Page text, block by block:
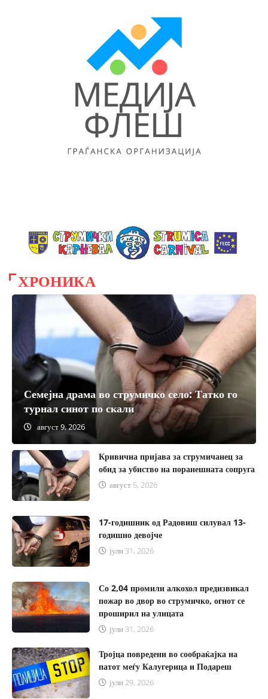
ХРОНИКА
Семејна драма во струмичко село: Татко го
турнал синот по скали
август 9, 2026
август 5, 2026
Кривична пријава за струмичанец за
обид за убиство на поранешната сопруга
август 5, 2026
17-годишник од Радовиш силувал 13-
годишно девојче
јули 31, 2026
Со 2,04 промили алкохол предизвикал
пожар во двор во струмичко, огнот се
проширил на улицата
јули 31, 2026
Тројца повредени во сообраќајка на
патот меѓу Калугерица и Подареш
јули 29, 2026